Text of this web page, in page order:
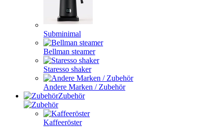
Subminimal
Bellman steamer
Staresso shaker
Andere Marken / Zubehör
Zubehör
Kaffeeröster